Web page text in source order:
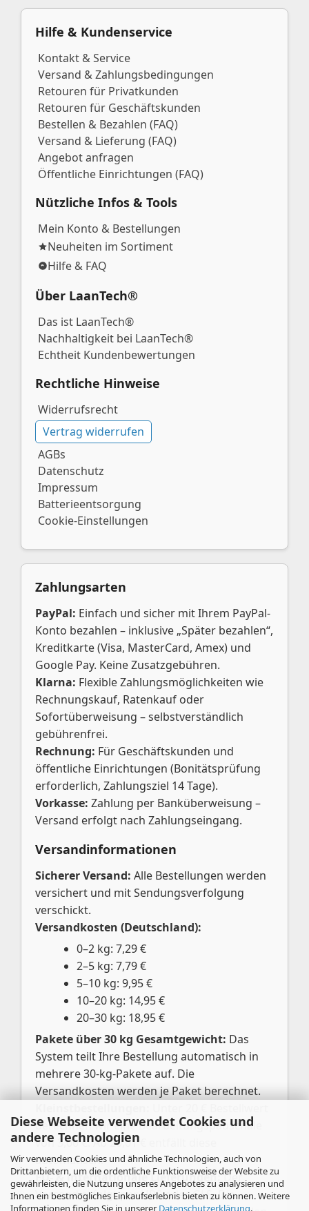
Diese Webseite verwendet Cookies und
andere Technologien
Wir verwenden Cookies und ähnliche Technologien, auch von
Drittanbietern, um die ordentliche Funktionsweise der Website zu
gewährleisten, die Nutzung unseres Angebotes zu analysieren und
Ihnen ein bestmögliches Einkaufserlebnis bieten zu können. Weitere
Informationen finden Sie in unserer Datenschutzerklärung.
Hilfe & Kundenservice
Kontakt & Service
Versand & Zahlungsbedingungen
Retouren für Privatkunden
Retouren für Geschäftskunden
Bestellen & Bezahlen (FAQ)
Versand & Lieferung (FAQ)
Angebot anfragen
Öffentliche Einrichtungen (FAQ)
Nützliche Infos & Tools
Mein Konto & Bestellungen
Neuheiten im Sortiment
Hilfe & FAQ
Über LaanTech®
Das ist LaanTech®
Nachhaltigkeit bei LaanTech®
Echtheit Kundenbewertungen
Rechtliche Hinweise
Widerrufsrecht
Vertrag widerrufen
AGBs
Datenschutz
Impressum
Batterieentsorgung
Cookie-Einstellungen
Zahlungsarten
PayPal: Einfach und sicher mit Ihrem PayPal-
Konto bezahlen – inklusive „Später bezahlen“,
Kreditkarte (Visa, MasterCard, Amex) und
Google Pay. Keine Zusatzgebühren.
Klarna: Flexible Zahlungsmöglichkeiten wie
Rechnungskauf, Ratenkauf oder
Sofortüberweisung – selbstverständlich
gebührenfrei.
Rechnung: Für Geschäftskunden und
öffentliche Einrichtungen (Bonitätsprüfung
erforderlich, Zahlungsziel 14 Tage).
Vorkasse: Zahlung per Banküberweisung –
Versand erfolgt nach Zahlungseingang.
Versandinformationen
Sicherer Versand: Alle Bestellungen werden
versichert und mit Sendungsverfolgung
verschickt.
Versandkosten (Deutschland):
0–2 kg: 7,29 €
2–5 kg: 7,79 €
5–10 kg: 9,95 €
10–20 kg: 14,95 €
20–30 kg: 18,95 €
Pakete über 30 kg Gesamtgewicht: Das
System teilt Ihre Bestellung automatisch in
mehrere 30-kg-Pakete auf. Die
Versandkosten werden je Paket berechnet.
berechnen wir eine Bearbeitungspauschale
von 3,00 €. Ab 20,01 € entfällt diese
automatisch.
EU- & internationale Lieferungen:Der
Versand erfolgt per UPS oder GLS. Die